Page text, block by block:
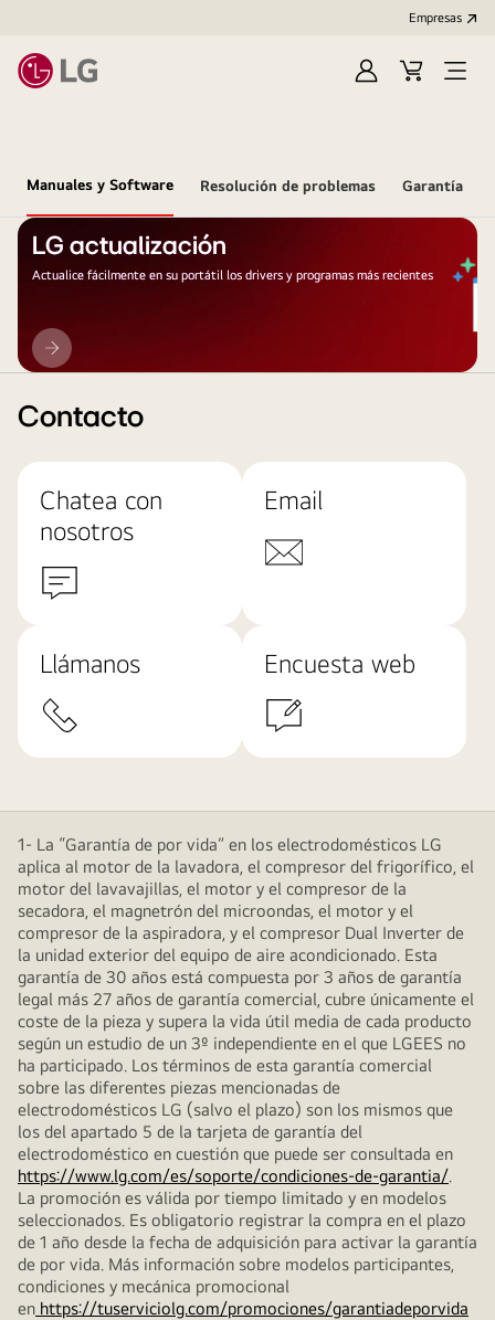
Empresas
IniciarCarritoOpen
Manuales y Software Resolución de problemas Garantía
LG actualización
Actualice fácilmente en su portátil los drivers y programas más recientes
LG
actualización
Contacto
Chatea con
nosotros
Email
Llámanos Encuesta web
1- La “Garantía de por vida” en los electrodomésticos LG
aplica al motor de la lavadora, el compresor del frigorífico, el
motor del lavavajillas, el motor y el compresor de la
secadora, el magnetrón del microondas, el motor y el
compresor de la aspiradora, y el compresor Dual Inverter de
la unidad exterior del equipo de aire acondicionado. Esta
garantía de 30 años está compuesta por 3 años de garantía
legal más 27 años de garantía comercial, cubre únicamente el
coste de la pieza y supera la vida útil media de cada producto
según un estudio de un 3º independiente en el que LGEES no
ha participado. Los términos de esta garantía comercial
sobre las diferentes piezas mencionadas de
electrodomésticos LG (salvo el plazo) son los mismos que
los del apartado 5 de la tarjeta de garantía del
electrodoméstico en cuestión que puede ser consultada en
https://www.lg.com/es/soporte/condiciones-de-garantia/.
La promoción es válida por tiempo limitado y en modelos
seleccionados. Es obligatorio registrar la compra en el plazo
de 1 año desde la fecha de adquisición para activar la garantía
de por vida. Más información sobre modelos participantes,
condiciones y mecánica promocional
en https://tuserviciolg.com/promociones/garantiadeporvida